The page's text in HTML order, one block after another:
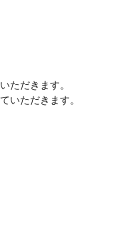
ただきます。
いただきます。